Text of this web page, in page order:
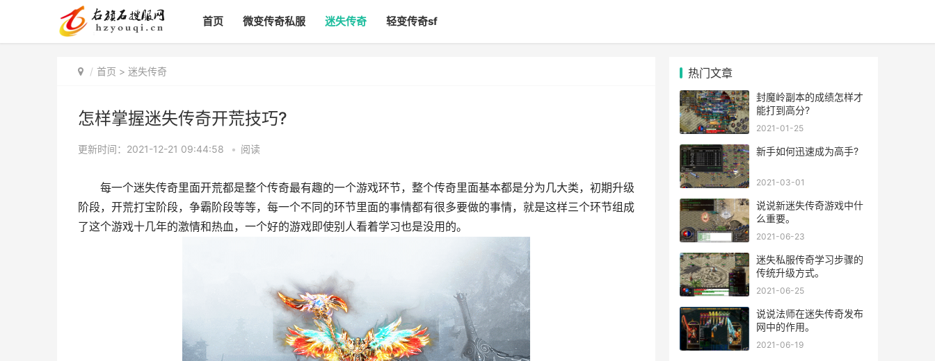
首页 微变传奇私服 迷失传奇 轻变传奇sf
首页 > 迷失传奇
怎样掌握迷失传奇开荒技巧?
更新时间：2021-12-21 09:44:58 • 阅读
每一个迷失传奇里面开荒都是整个传奇最有趣的一个游戏环节，整个传奇里面基本都是分为几大类，初期升级
阶段，开荒打宝阶段，争霸阶段等等，每一个不同的环节里面的事情都有很多要做的事情，就是这样三个环节组成
了这个游戏十几年的激情和热血，一个好的游戏即使别人看着学习也是没用的。
热门文章
封魔岭副本的成绩怎样才
能打到高分?
2021-01-25
新手如何迅速成为高手?
2021-03-01
说说新迷失传奇游戏中什
么重要。
2021-06-23
迷失私服传奇学习步骤的
传统升级方式。
2021-06-25
说说法师在迷失传奇发布
网中的作用。
2021-06-19